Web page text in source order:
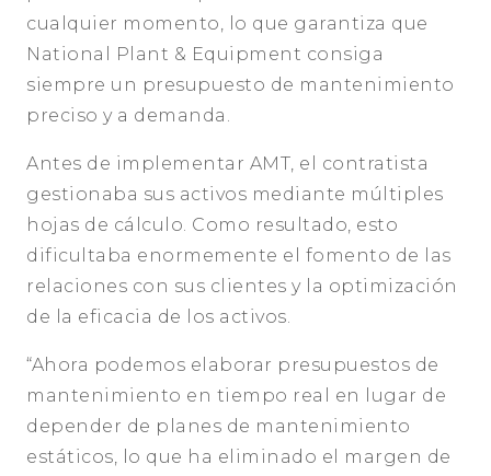
cualquier momento, lo que garantiza que
National Plant & Equipment consiga
siempre un presupuesto de mantenimiento
preciso y a demanda.
Antes de implementar AMT, el contratista
gestionaba sus activos mediante múltiples
hojas de cálculo. Como resultado, esto
dificultaba enormemente el fomento de las
relaciones con sus clientes y la optimización
de la eficacia de los activos.
“Ahora podemos elaborar presupuestos de
mantenimiento en tiempo real en lugar de
depender de planes de mantenimiento
estáticos, lo que ha eliminado el margen de